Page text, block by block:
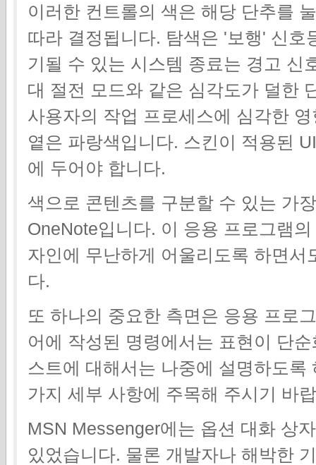
이러한 컨트롤의 색은 해당 단추를
따라 결정됩니다. 탐색은 '보행' 신
기될 수 있는 시스템 종료는 경고 신
대 절전 모드와 같은 심각도가 덜한
사용자의 작업 프로세스에 심각한
옅은 파랑색입니다. 스킨이 적용된
에 두어야 합니다.
색으로 콘텐츠를 구분할 수 있는 가
OneNote입니다. 이 응용 프로그램
자인에 무난하게 어울리도록 하면
다.
또 하나의 중요한 측면은 응용 프로
어에 작성된 명령에서는 표현이 단
스트에 대해서는 나중에 설명하도
가지 세부 사항에 주목해 주시기 바
MSN Messenger에는 옵션 대화 상
있었습니다. 물론 개발자나 해박한